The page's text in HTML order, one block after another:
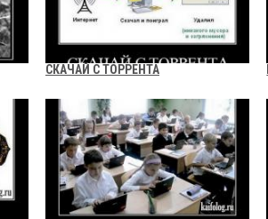
СКАЧАЙ С ТОРРЕНТА